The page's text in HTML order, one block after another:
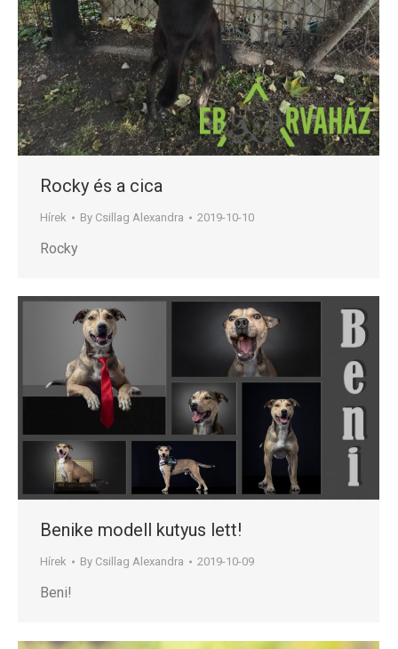
Rocky és a cica
Hírek By Csillag Alexandra 2019-10-10
Rocky
Benike modell kutyus lett!
Hírek By Csillag Alexandra 2019-10-09
Beni!